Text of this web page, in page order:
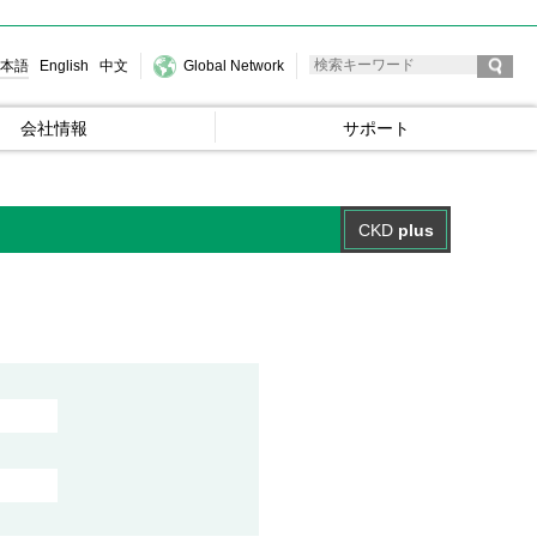
語 English 中文 Global Network
会社情報 サポート
CKD plus